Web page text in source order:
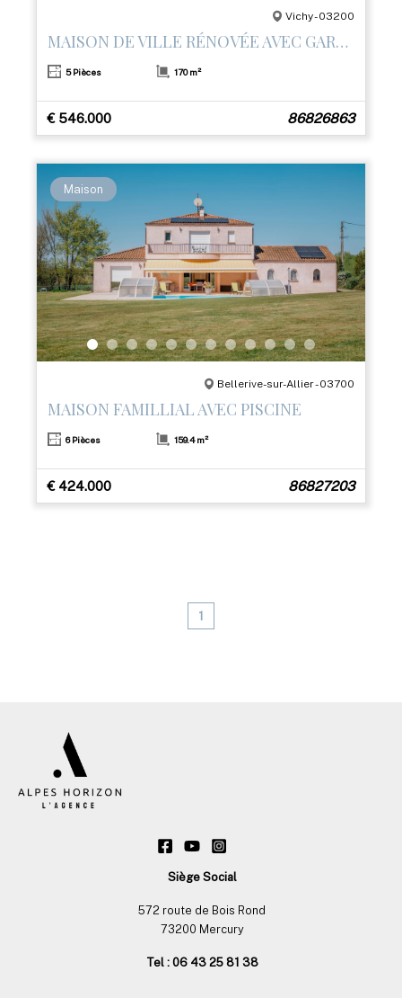
Vichy - 03200
MAISON DE VILLE RÉNOVÉE AVEC GARAGE ET 3 TERRASSES – CENTRE DE VICHY
5 Pièces 170 m²
€ 546.000 86826863
Maison
Bellerive-sur-Allier - 03700
MAISON FAMILLIAL AVEC PISCINE
6 Pièces 159.4 m²
€ 424.000 86827203
1
Siège Social
572 route de Bois Rond
73200 Mercury
Tel : 06 43 25 81 38